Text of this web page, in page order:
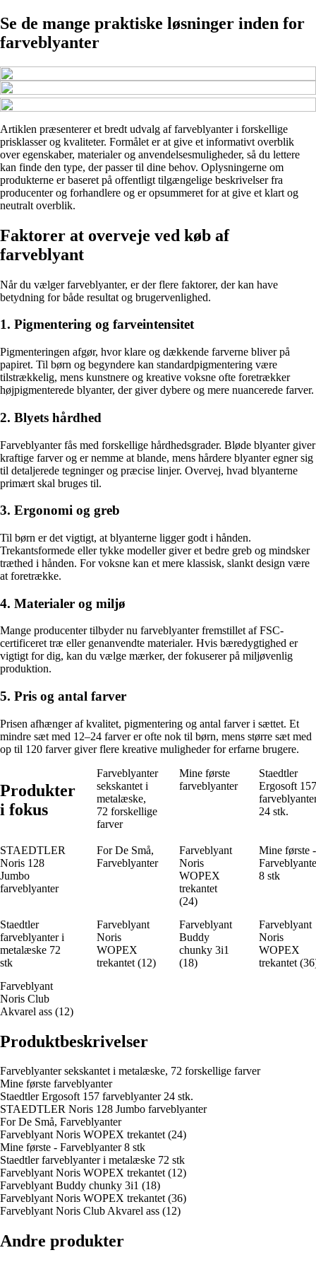
Se de mange praktiske løsninger inden for
farveblyanter
Artiklen præsenterer et bredt udvalg af farveblyanter i forskellige
prisklasser og kvaliteter. Formålet er at give et informativt overblik
over egenskaber, materialer og anvendelsesmuligheder, så du lettere
kan finde den type, der passer til dine behov. Oplysningerne om
produkterne er baseret på offentligt tilgængelige beskrivelser fra
producenter og forhandlere og er opsummeret for at give et klart og
neutralt overblik.
Faktorer at overveje ved køb af
farveblyant
Når du vælger farveblyanter, er der flere faktorer, der kan have
betydning for både resultat og brugervenlighed.
1. Pigmentering og farveintensitet
Pigmenteringen afgør, hvor klare og dækkende farverne bliver på
papiret. Til børn og begyndere kan standardpigmentering være
tilstrækkelig, mens kunstnere og kreative voksne ofte foretrækker
højpigmenterede blyanter, der giver dybere og mere nuancerede farver.
2. Blyets hårdhed
Farveblyanter fås med forskellige hårdhedsgrader. Bløde blyanter giver
kraftige farver og er nemme at blande, mens hårdere blyanter egner sig
til detaljerede tegninger og præcise linjer. Overvej, hvad blyanterne
primært skal bruges til.
3. Ergonomi og greb
Til børn er det vigtigt, at blyanterne ligger godt i hånden.
Trekantsformede eller tykke modeller giver et bedre greb og mindsker
træthed i hånden. For voksne kan et mere klassisk, slankt design være
at foretrække.
4. Materialer og miljø
Mange producenter tilbyder nu farveblyanter fremstillet af FSC-
certificeret træ eller genanvendte materialer. Hvis bæredygtighed er
vigtigt for dig, kan du vælge mærker, der fokuserer på miljøvenlig
produktion.
5. Pris og antal farver
Prisen afhænger af kvalitet, pigmentering og antal farver i sættet. Et
mindre sæt med 12–24 farver er ofte nok til børn, mens større sæt med
op til 120 farver giver flere kreative muligheder for erfarne brugere.
Produkter
i fokus
Farveblyanter
sekskantet i
metalæske,
72 forskellige
farver
Mine første
farveblyanter
Staedtler
Ergosoft 157
24 stk.
STAEDTLER
Noris 128
Jumbo
farveblyanter
For De Små,
Farveblyanter
Farveblyant
Noris
WOPEX
trekantet
(24)
Mine første -
8 stk
Staedtler
farveblyanter i
metalæske 72
stk
Farveblyant
Noris
WOPEX
trekantet (12)
Farveblyant
Buddy
chunky 3i1
(18)
Farveblyant
Noris
WOPEX
trekantet
Farveblyant
Noris Club
Akvarel ass (12)
Produktbeskrivelser
Farveblyanter sekskantet i metalæske, 72 forskellige farver
Mine første farveblyanter
Staedtler Ergosoft 157 farveblyanter 24 stk.
STAEDTLER Noris 128 Jumbo farveblyanter
For De Små, Farveblyanter
Farveblyant Noris WOPEX trekantet (24)
Mine første - Farveblyanter 8 stk
Staedtler farveblyanter i metalæske 72 stk
Farveblyant Noris WOPEX trekantet (12)
Farveblyant Buddy chunky 3i1 (18)
Farveblyant Noris WOPEX trekantet (36)
Farveblyant Noris Club Akvarel ass (12)
Andre produkter